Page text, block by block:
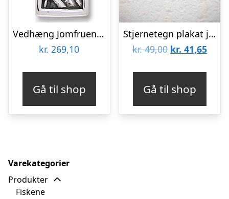
Vedhæng Jomfruen Stjernetegn – 26mm – u/kæde
kr. 269,10
Gå til shop
Stjernetegn plakat jomfru
kr.49,00 Den
kr. 49,00.
kr. 41,65Den
kr.
Gå til shop
Varekategorier
Produkter
Fiskene